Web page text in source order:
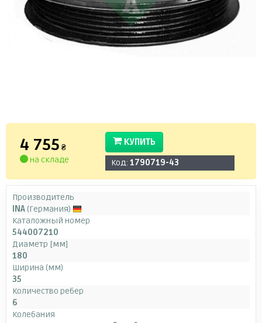
4 755 ₴
на складе
КУПИТЬ
Код: 1790719-43
Производитель
INA (Германия)
Каталожный номер
544007210
Диаметр [мм]
180
Ширина (мм)
35
Количество ребер
6
Колебания